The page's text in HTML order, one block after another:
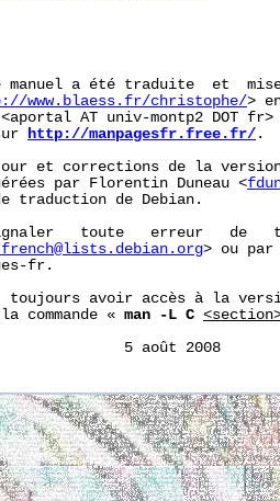
manuel a été traduite  et
www.blaess.fr/christophe/>
AT univ-montp2 DOT
http://manpagesfr.free.fr/ .
et corrections de la
par Florentin Duneau <
traduction de Debian.
toute   erreur   de
> ou par
fr.
toujours avoir accès à la
commande «
man -L C